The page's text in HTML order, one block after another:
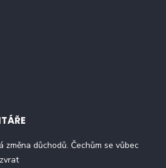
změna důchodů. Čechům se vůbec